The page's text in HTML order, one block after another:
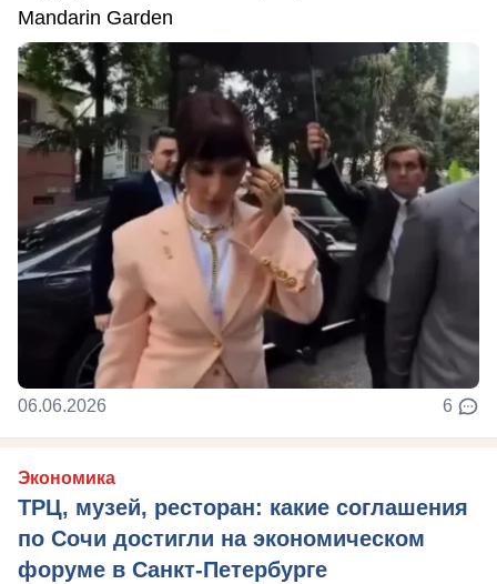
Mandarin Garden
06.06.2026 6
Экономика
ТРЦ, музей, ресторан: какие соглашения
по Сочи достигли на экономическом
форуме в Санкт-Петербурге